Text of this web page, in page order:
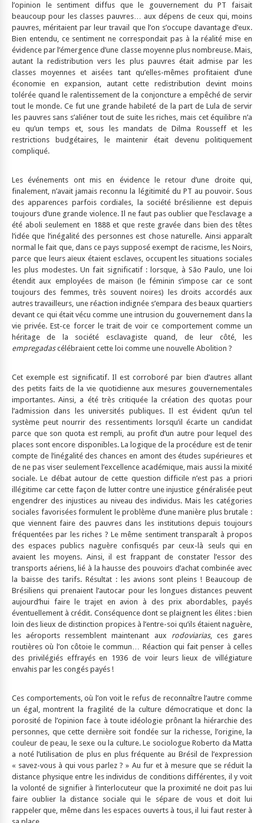
l’opinion le sentiment diffus que le gouvernement du PT faisait
beaucoup pour les classes pauvres… aux dépens de ceux qui, moins
pauvres, méritaient par leur travail que l’on s’occupe davantage d’eux.
Bien entendu, ce sentiment ne correspondait pas à la réalité mise en
évidence par l’émergence d’une classe moyenne plus nombreuse. Mais,
autant la redistribution vers les plus pauvres était admise par les
classes moyennes et aisées tant qu’elles-mêmes profitaient d’une
économie en expansion, autant cette redistribution devint moins
tolérée quand le ralentissement de la conjoncture a empêché de servir
tout le monde. Ce fut une grande habileté de la part de Lula de servir
les pauvres sans s’aliéner tout de suite les riches, mais cet équilibre n’a
eu qu’un temps et, sous les mandats de Dilma Rousseff et les
restrictions budgétaires, le maintenir était devenu politiquement
compliqué.
Les événements ont mis en évidence le retour d’une droite qui,
finalement, n’avait jamais reconnu la légitimité du PT au pouvoir. Sous
des apparences parfois cordiales, la société brésilienne est depuis
toujours d’une grande violence. Il ne faut pas oublier que l’esclavage a
été aboli seulement en 1888 et que reste gravée dans bien des têtes
l’idée que l’inégalité des personnes est chose naturelle. Ainsi apparaît
normal le fait que, dans ce pays supposé exempt de racisme, les Noirs,
parce que leurs aïeux étaient esclaves, occupent les situations sociales
les plus modestes. Un fait significatif : lorsque, à São Paulo, une loi
étendit aux employées de maison (le féminin s’impose car ce sont
toujours des femmes, très souvent noires) les droits accordés aux
autres travailleurs, une réaction indignée s’empara des beaux quartiers
devant ce qui était vécu comme une intrusion du gouvernement dans la
vie privée. Est-ce forcer le trait de voir ce comportement comme un
héritage de la société esclavagiste quand, de leur côté, les
empregadascélébraient cette loi comme une nouvelle Abolition ?
Cet exemple est significatif. Il est corroboré par bien d’autres allant
des petits faits de la vie quotidienne aux mesures gouvernementales
importantes. Ainsi, a été très critiquée la création des quotas pour
l’admission dans les universités publiques. Il est évident qu’un tel
système peut nourrir des ressentiments lorsqu’il écarte un candidat
parce que son quota est rempli, au profit d’un autre pour lequel des
places sont encore disponibles. La logique de la procédure est de tenir
compte de l’inégalité des chances en amont des études supérieures et
de ne pas viser seulement l’excellence académique, mais aussi la mixité
sociale. Le débat autour de cette question difficile n’est pas a priori
illégitime car cette façon de lutter contre une injustice généralisée peut
engendrer des injustices au niveau des individus. Mais les catégories
sociales favorisées formulent le problème d’une manière plus brutale :
que viennent faire des pauvres dans les institutions depuis toujours
fréquentées par les riches ? Le même sentiment transparaît à propos
des espaces publics naguère confisqués par ceux-là seuls qui en
avaient les moyens. Ainsi, il est frappant de constater l’essor des
transports aériens, lié à la hausse des pouvoirs d’achat combinée avec
la baisse des tarifs. Résultat : les avions sont pleins ! Beaucoup de
Brésiliens qui prenaient l’autocar pour les longues distances peuvent
aujourd’hui faire le trajet en avion à des prix abordables, payés
éventuellement à crédit. Conséquence dont se plaignent les élites : bien
loin des lieux de distinction propices à l’entre-soi qu’ils étaient naguère,
les aéroports ressemblent maintenant aux rodoviarias, ces gares
routières où l’on côtoie le commun… Réaction qui fait penser à celles
des privilégiés effrayés en 1936 de voir leurs lieux de villégiature
envahis par les congés payés !
Ces comportements, où l’on voit le refus de reconnaître l’autre comme
un égal, montrent la fragilité de la culture démocratique et donc la
porosité de l’opinion face à toute idéologie prônant la hiérarchie des
personnes, que cette dernière soit fondée sur la richesse, l’origine, la
couleur de peau, le sexe ou la culture. Le sociologue Roberto da Matta
a noté l’utilisation de plus en plus fréquente au Brésil de l’expression
« savez-vous à qui vous parlez ? » Au fur et à mesure que se réduit la
distance physique entre les individus de conditions différentes, il y voit
la volonté de signifier à l’interlocuteur que la proximité ne doit pas lui
faire oublier la distance sociale qui le sépare de vous et doit lui
rappeler que, même dans les espaces ouverts à tous, il lui faut rester à